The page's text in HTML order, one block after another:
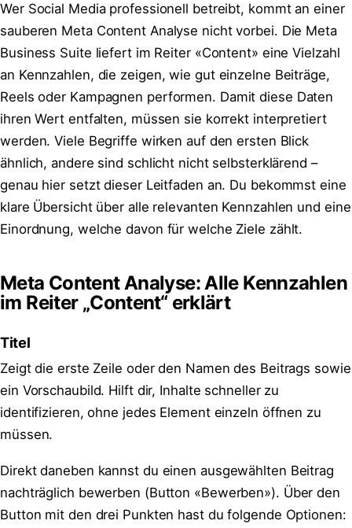
Wer Social Media professionell betreibt, kommt an einer
sauberen Meta Content Analyse nicht vorbei. Die Meta
Business Suite liefert im Reiter «Content» eine Vielzahl
an Kennzahlen, die zeigen, wie gut einzelne Beiträge,
Reels oder Kampagnen performen. Damit diese Daten
ihren Wert entfalten, müssen sie korrekt interpretiert
werden. Viele Begriffe wirken auf den ersten Blick
ähnlich, andere sind schlicht nicht selbsterklärend –
genau hier setzt dieser Leitfaden an. Du bekommst eine
klare Übersicht über alle relevanten Kennzahlen und eine
Einordnung, welche davon für welche Ziele zählt.
Meta Content Analyse: Alle Kennzahlen
im Reiter „Content“ erklärt
Titel
Zeigt die erste Zeile oder den Namen des Beitrags sowie
ein Vorschaubild. Hilft dir, Inhalte schneller zu
identifizieren, ohne jedes Element einzeln öffnen zu
müssen.
Direkt daneben kannst du einen ausgewählten Beitrag
nachträglich bewerben (Button «Bewerben»). Über den
Button mit den drei Punkten hast du folgende Optionen: